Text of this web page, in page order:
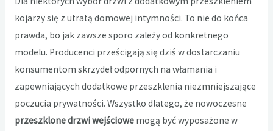
kojarzy się z utratą domowej intymności. To nie do końca
prawda, bo jak zawsze sporo zależy od konkretnego
modelu. Producenci prześcigają się dziś w dostarczaniu
konsumentom skrzydeł odpornych na włamania i
zapewniających dodatkowe przeszklenia niezmniejszające
poczucia prywatności. Wszystko dlatego, że nowoczesne
przeszklone drzwi wejściowemogą być wyposażone w